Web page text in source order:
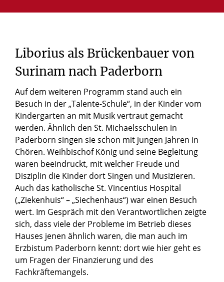
Liborius als Brückenbauervon
Surinamnach Paderborn
Auf dem weiteren Programm stand auch ein
Besuch in der „Talente-Schule“, in der Kinder vom
Kindergarten an mit Musik vertraut gemacht
werden. Ähnlich den St. Michaelsschulen in
Paderborn singen sie schon mit jungen Jahren in
Chören. Weihbischof König und seine Begleitung
waren beeindruckt, mit welcher Freude und
Disziplin die Kinder dort Singen und Musizieren.
Auch das katholische St. Vincentius Hospital
(„Ziekenhuis“ – „Siechenhaus“) war einen Besuch
wert. Im Gespräch mit den Verantwortlichen zeigte
sich, dass viele der Probleme im Betrieb dieses
Hauses jenen ähnlich waren, die man auch im
Erzbistum Paderborn kennt: dort wie hier geht es
um Fragen der Finanzierung und des
Fachkräftemangels.